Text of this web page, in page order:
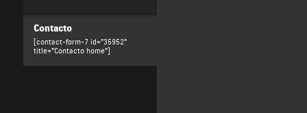
Contacto
[contact-form-7 id="35952"
title="Contacto home"]